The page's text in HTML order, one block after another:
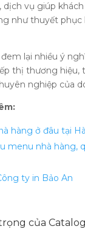
dịch vụ giúp
như thuyết phục
lại nhiều ý
thị thương hiệu,
nghiệp của
hàng ở đâu tại
menu nhà hàng,
ty in Bảo An
của